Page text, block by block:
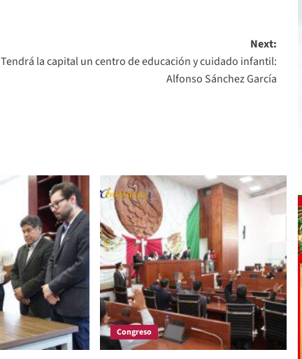
Next:
Tendrá la capital un centro de educación y cuidado infantil:
Alfonso Sánchez García
Congreso